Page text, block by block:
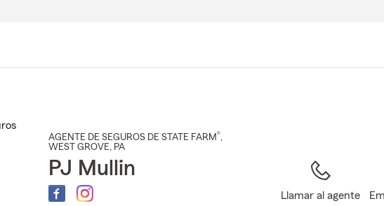
AGENTE DE SEGUROS DE STATE FARM®,
WEST GROVE, PA
PJ Mullin
Llamar al agente